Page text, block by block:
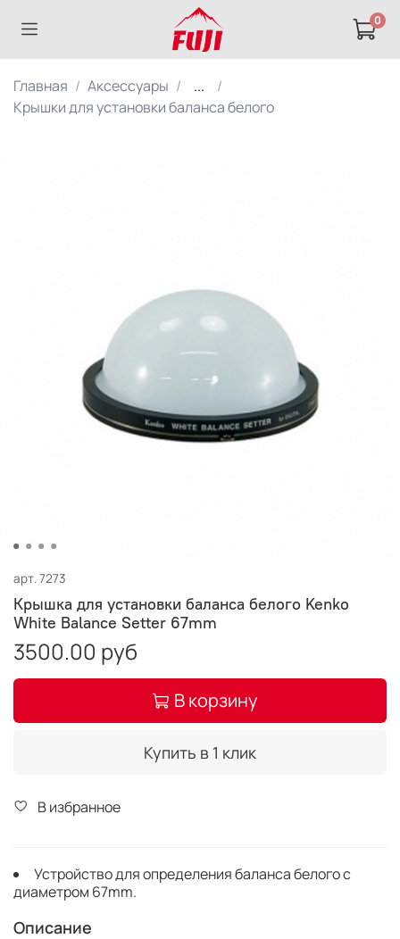
0
Главная Аксессуары
...
Крышки для установки баланса белого
арт.7273
Крышка для установки баланса белого Kenko
White Balance Setter 67mm
3500.00 руб
В корзину
Купить в 1 клик
В избранное
Устройство для определения баланса белого с
диаметром 67mm.
Описание